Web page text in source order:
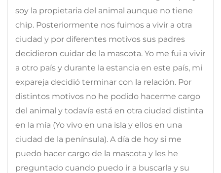
soy la propietaria del animal aunque no tiene
chip. Posteriormente nos fuimos a vivir a otra
ciudad y por diferentes motivos sus padres
decidieron cuidar de la mascota. Yo me fui a vivir
a otro país y durante la estancia en este país, mi
expareja decidió terminar con la relación. Por
distintos motivos no he podido hacerme cargo
del animal y todavía está en otra ciudad distinta
en la mía (Yo vivo en una isla y ellos en una
ciudad de la península). A día de hoy si me
puedo hacer cargo de la mascota y les he
preguntado cuando puedo ir a buscarla y su